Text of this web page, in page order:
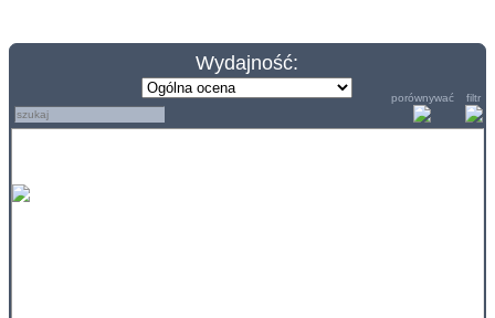
Wydajność:
porównywać filtr